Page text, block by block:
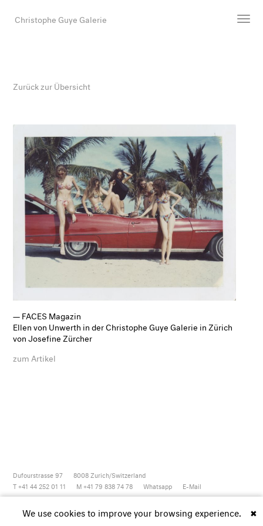
Christophe Guye Galerie
Suche
E-Mail
Zurück zur Übersicht
— FACES Magazin
Ellen von Unwerth in der Christophe Guye Galerie in Zürich
von Josefine Zürcher
zum Artikel
Dufourstrasse 97 8008 Zurich/Switzerland
T +41 44 252 01 11
M +41 79 838 74 78 Whatsapp E-Mail
Newsletter Instagram Vimeo Youtube ✖
We use cookies to improve your browsing experience.